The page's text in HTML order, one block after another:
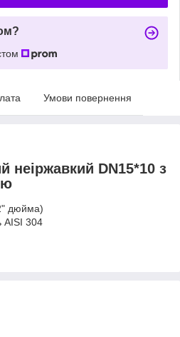
Умови повернення
неіржавкий DN15*10 з
дюйма)
AISI 304